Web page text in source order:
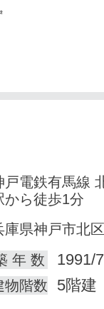
戸電鉄有馬線
から徒歩1分
庫県神戸市北
年 数
1991/
物階数 5階建